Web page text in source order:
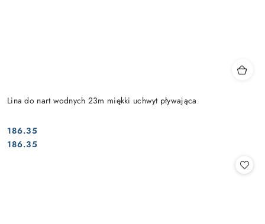
Lina do nart wodnych 23m miękki uchwyt pływająca
Cena:
186.35
Cena:
186.35